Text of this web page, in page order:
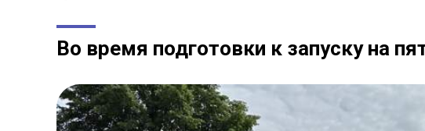
Во время подготовки к запуску на